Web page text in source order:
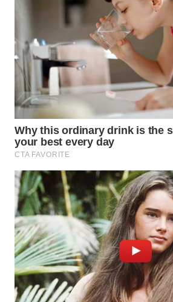
WN
SIMALUNGUN
WN
LABUHANBATU
WN
TAPANULI
TENGAH
WN DELI
SERDANG
WN
TEBING
TINGGI